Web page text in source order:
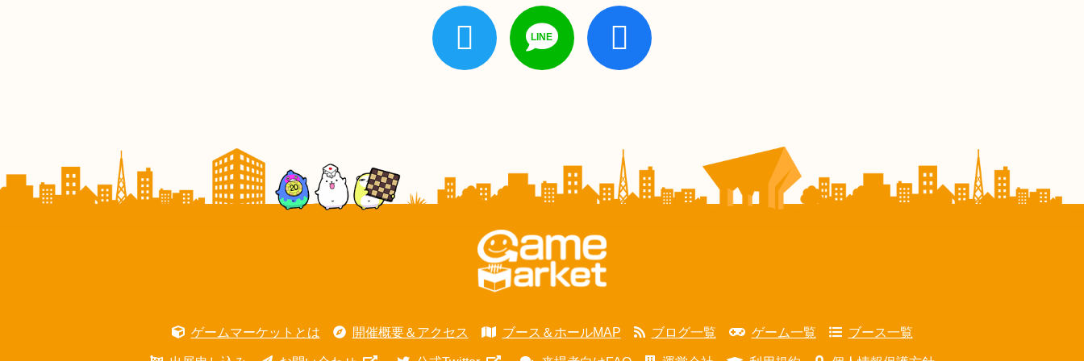
ゲームマーケットとは 開催概要＆アクセス ブース＆ホールMAP ブログ一覧 ゲーム一覧 ブース一覧